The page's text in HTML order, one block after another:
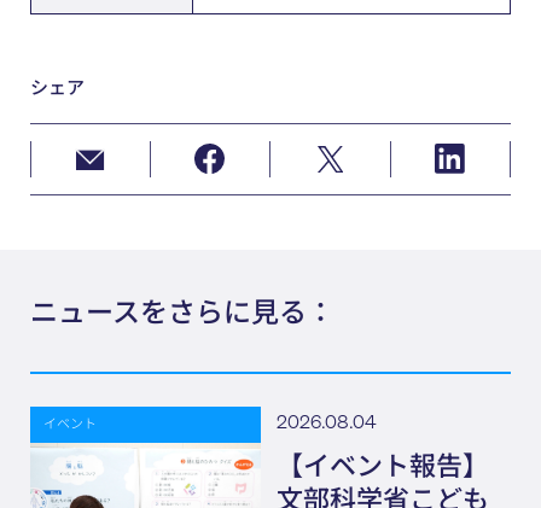
シェア
ニュースをさらに見る：
イベント 2026.08.04
【イベント報告】
文部科学省こども